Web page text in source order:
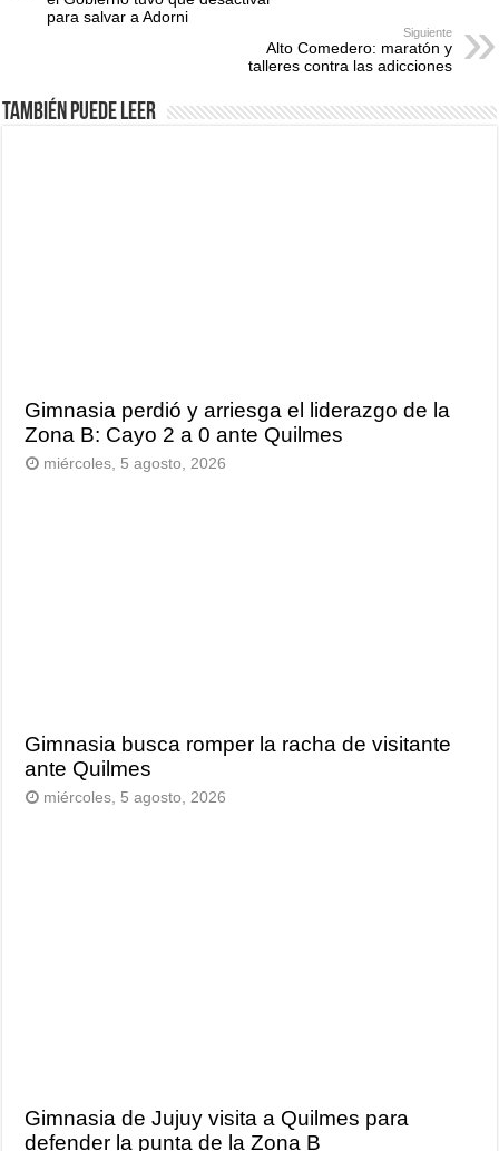
para salvar a Adorni
Siguiente
Alto Comedero: maratón y
talleres contra las adicciones
También puede leer
Gimnasia perdió y arriesga el liderazgo de la
Zona B: Cayo 2 a 0 ante Quilmes
miércoles, 5 agosto, 2026
Gimnasia busca romper la racha de visitante
ante Quilmes
miércoles, 5 agosto, 2026
Gimnasia de Jujuy visita a Quilmes para
defender la punta de la Zona B